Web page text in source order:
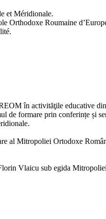
et Méridionale.
Orthodoxe Roumaine
în activităţile educative
formare prin conferințe și
al Mitropoliei Ortodoxe
Vlaicu sub egida